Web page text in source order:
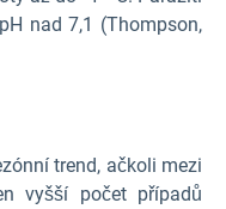
nad 7,1 (Thompson,
trend, ačkoli mezi
vyšší počet případů